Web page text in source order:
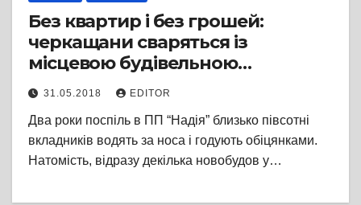
Без квартир і без грошей:
черкащани сваряться із
місцевою будівельною
компанією
31.05.2018 EDITOR
Два роки поспіль в ПП “Надія” близько півсотні
вкладників водять за носа і годують обіцянками.
Натомість, відразу декілька новобудов у…